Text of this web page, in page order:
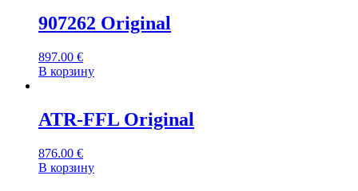
907262 Original
897.00 €
В корзину
ATR-FFL Original
876.00 €
В корзину